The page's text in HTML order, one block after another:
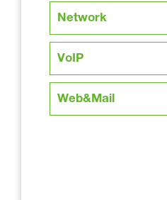
Network
VoIP
Web&Mail